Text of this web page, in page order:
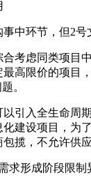
中环节，但2
考虑同类项目
高限价的项目
。
引入全生命周
建设项目，为
揽，不允许供
求形成阶段限